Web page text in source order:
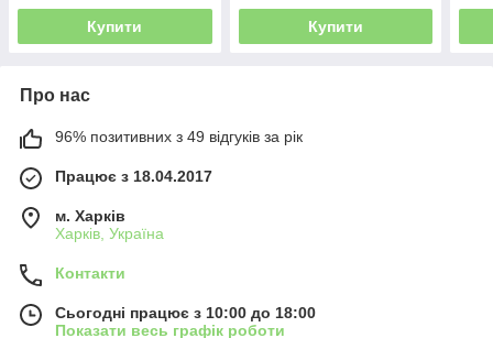
Купити Купити
Про нас
96% позитивних з 49 відгуків за рік
Працює з 18.04.2017
м. Харків
Харків, Україна
Контакти
Сьогодні працює з 10:00 до 18:00
Показати весь графік роботи